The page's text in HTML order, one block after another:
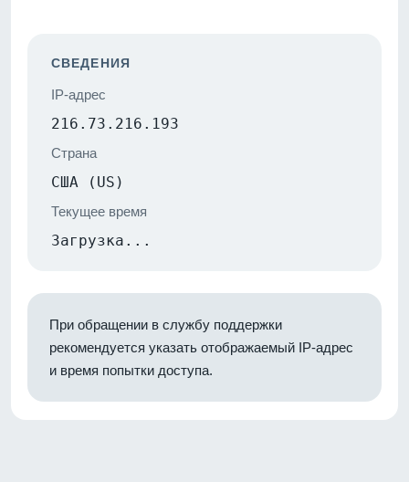
СВЕДЕНИЯ
IP-адрес
216.73.216.193
Страна
США (US)
Текущее время
Загрузка...
При обращении в службу поддержки
рекомендуется указать отображаемый IP-адрес
и время попытки доступа.